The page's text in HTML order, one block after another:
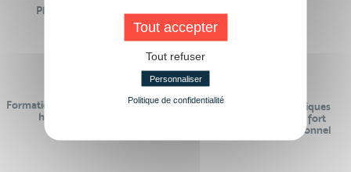
Plus de 50 formations
Des intervenants
Formations réalisables pendant ou
hors temps de travail
Des contenus pédagogiques
« de pointe » et en lien fort
avec le monde professionnel
Tout accepter
Tout refuser
Personnaliser
Politique de confidentialité